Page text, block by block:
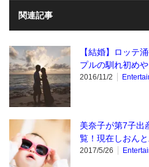
関連記事
【結婚】ロッテ
プルの馴れ初め
2016/11/2
美奈子が第7子出
覧！現在しおん
2017/5/26